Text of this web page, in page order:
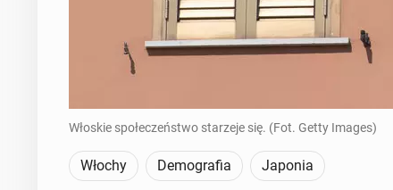
Włoskie społeczeństwo starzeje się. (Fot. Getty Images)
Włochy Demografia Japonia